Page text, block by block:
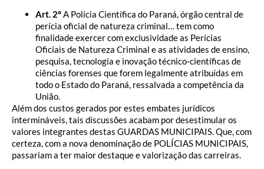
Art. 2ºA Polícia Científica do Paraná, órgão central de
perícia oficial de natureza criminal… tem como
finalidade exercer com exclusividade as Perícias
Oficiais de Natureza Criminal e as atividades de ensino,
pesquisa, tecnologia e inovação técnico-científicas de
ciências forenses que forem legalmente atribuídas em
todo o Estado do Paraná, ressalvada a competência da
União.
Além dos custos gerados por estes embates jurídicos
intermináveis, tais discussões acabam por desestimular os
valores integrantes destas GUARDAS MUNICIPAIS. Que, com
certeza, com a nova denominação de POLÍCIAS MUNICIPAIS,
passariam a ter maior destaque e valorização das carreiras.